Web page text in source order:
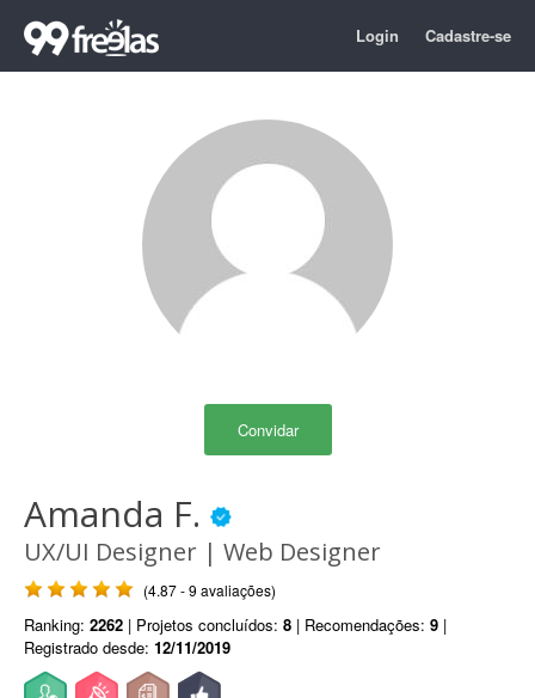
Login Cadastre-se
Convidar
Amanda F.
UX/UI Designer | Web Designer
(4.87 - 9 avaliações)
Ranking: 2262 | Projetos concluídos: 8 | Recomendações: 9 |
Registrado desde: 12/11/2019